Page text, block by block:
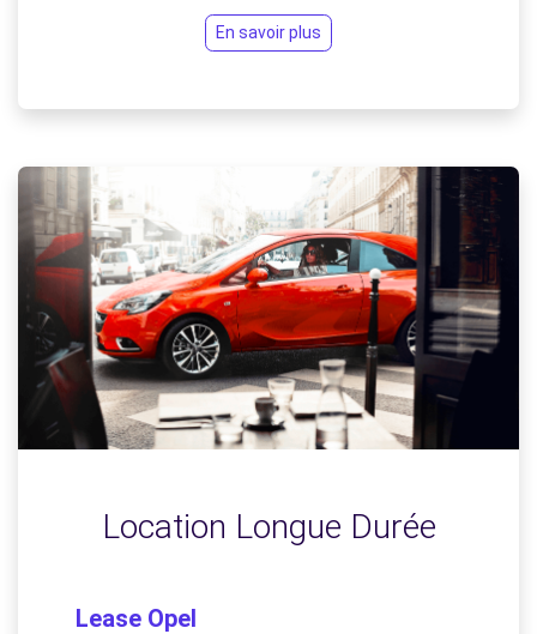
En savoir plus
Location Longue Durée
Lease Opel